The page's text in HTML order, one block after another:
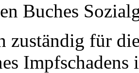
Buches
zuständig für